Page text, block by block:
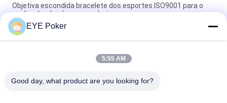
Objetiva escondida bracelete dos esportes ISO9001 para o
analisador do pôquer para baixo
Câmera escondida de engano do pôquer do banco do poder
dos dispositivos do pôquer de Akk CVK carregador portátil
Exploração infravermelha do pôquer do espião da chave do
EYE Poker
5:55 AM
Good day, what product are you looking for?